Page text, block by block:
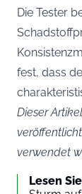
Die Tester
fest, dass
Dieser
verwendet
Lesen